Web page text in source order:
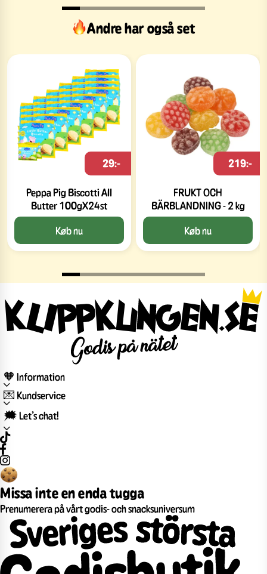
Andre har også set
Peppa Pig Biscotti All
Butter 100gX24st
29:-
Køb nu
FRUKT OCH
BÄRBLANDNING - 2 kg
219:-
Køb nu
🧡 Information
💌 Kundservice
🗯️ Let’s chat!
Missa inte en enda tugga
Prenumerera på vårt godis- och snacksuniversum